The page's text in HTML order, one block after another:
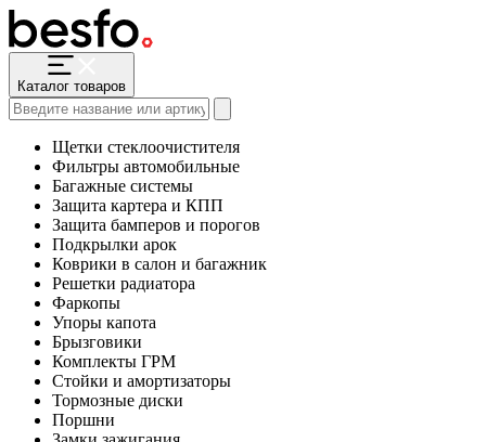
Каталог товаров
Щетки стеклоочистителя
Фильтры автомобильные
Багажные системы
Защита картера и КПП
Защита бамперов и порогов
Подкрылки арок
Коврики в салон и багажник
Решетки радиатора
Фаркопы
Упоры капота
Брызговики
Комплекты ГРМ
Стойки и амортизаторы
Тормозные диски
Поршни